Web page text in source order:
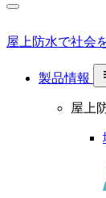
屋上防水で社会
製品情報
屋上